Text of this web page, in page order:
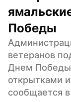
Победы
ветеранов
Днем Победы.
открытками
сообщается